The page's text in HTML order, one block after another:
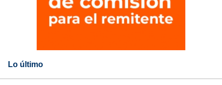
Lo último